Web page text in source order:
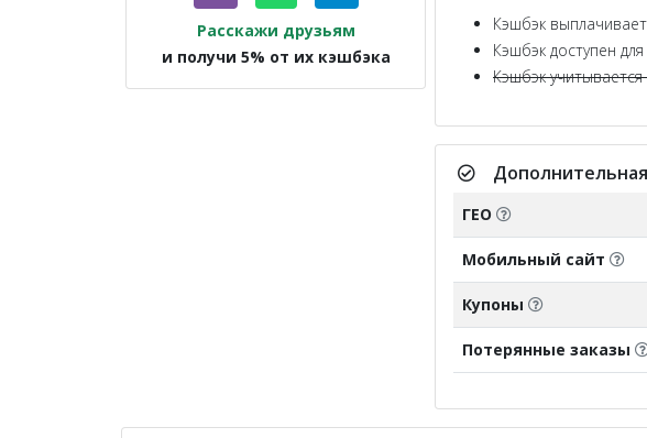
Расскажи друзьям
и получи 5% от их кэшбэка
Кэшбэк
Кэшбэк доступен
Кэшбэк
ГЕО
Мобильный сайт
Купоны
Потерянные заказы